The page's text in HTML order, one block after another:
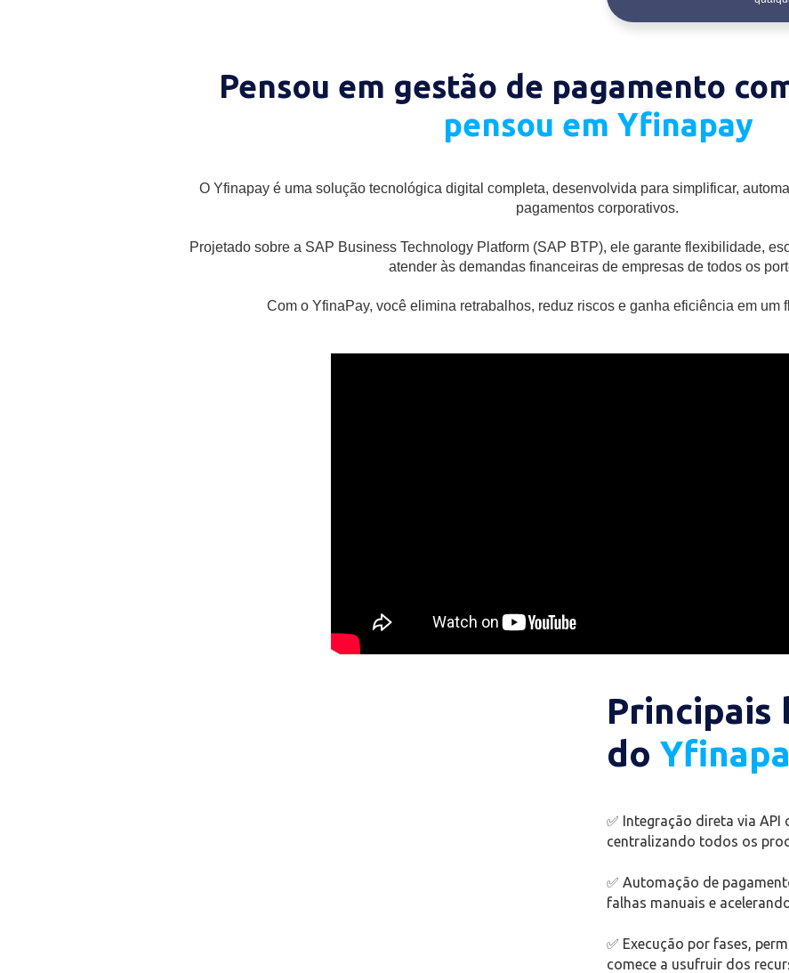
Pensou em gestão de pagamento
pensou em Yfinapay
O Yfinapay é uma solução tecnológica digital completa, desenvolvida para simplificar,
pagamentos corporativos.
Projetado sobre a SAP Business Technology Platform (SAP BTP), ele garante flexibilidade,
atender às demandas financeiras de empresas de todos os
Com o YfinaPay, você elimina retrabalhos, reduz riscos e ganha eficiência em um
Principais
do
✅ Integração direta via API
centralizando todos os
✅ Automação de
falhas manuais e
✅ Execução por fases,
comece a usufruir dos